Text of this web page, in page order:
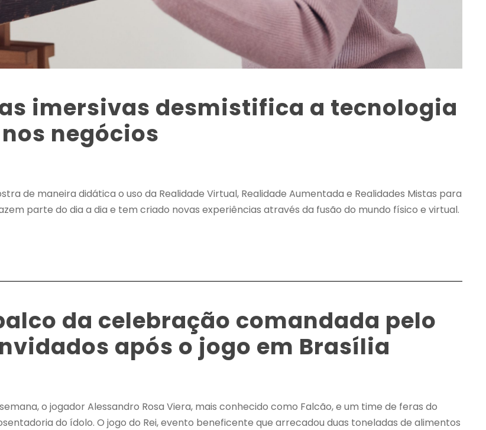
imersivas desmistifica a tecnologia
negócios
de maneira didática o uso da Realidade Virtual, Realidade Aumentada e Realidades Mistas para
parte do dia a dia e tem criado novas experiências através da fusão do mundo físico e virtual.
da celebração comandada pelo
após o jogo em Brasília
o jogador Alessandro Rosa Viera, mais conhecido como Falcão, e um time de feras do
do ídolo. O jogo do Rei, evento beneficente que arrecadou duas toneladas de alimentos